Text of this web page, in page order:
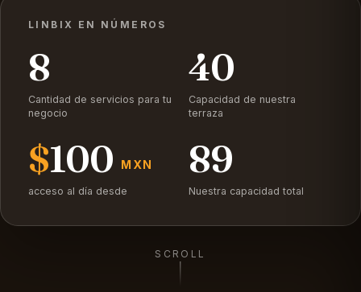
LINBIX EN NÚMEROS
8
Cantidad de servicios para tu
negocio
40
Capacidad de nuestra
terraza
$100 MXN
acceso al día desde
89
Nuestra capacidad total
SCROLL